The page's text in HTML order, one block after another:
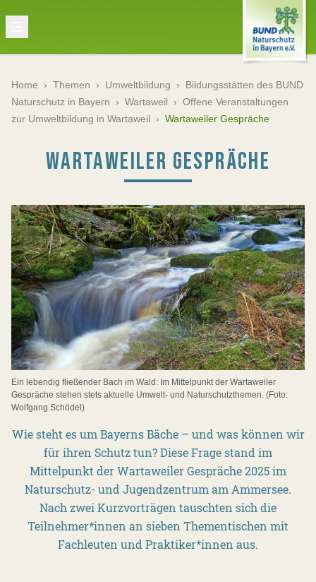
Home › Themen › Umweltbildung › Bildungsstätten des BUND
Naturschutz in Bayern › Wartaweil › Offene Veranstaltungen
zur Umweltbildung in Wartaweil › Wartaweiler Gespräche
WARTAWEILER GESPRÄCHE
Ein lebendig fließender Bach im Wald: Im Mittelpunkt der Wartaweiler
Gespräche stehen stets aktuelle Umwelt- und Naturschutzthemen. (Foto:
Wolfgang Schödel)
Wie steht es um Bayerns Bäche – und was können wir
für ihren Schutz tun? Diese Frage stand im
Mittelpunkt der Wartaweiler Gespräche 2025 im
Naturschutz- und Jugendzentrum am Ammersee.
Nach zwei Kurzvorträgen tauschten sich die
Teilnehmer*innen an sieben Thementischen mit
Fachleuten und Praktiker*innen aus.